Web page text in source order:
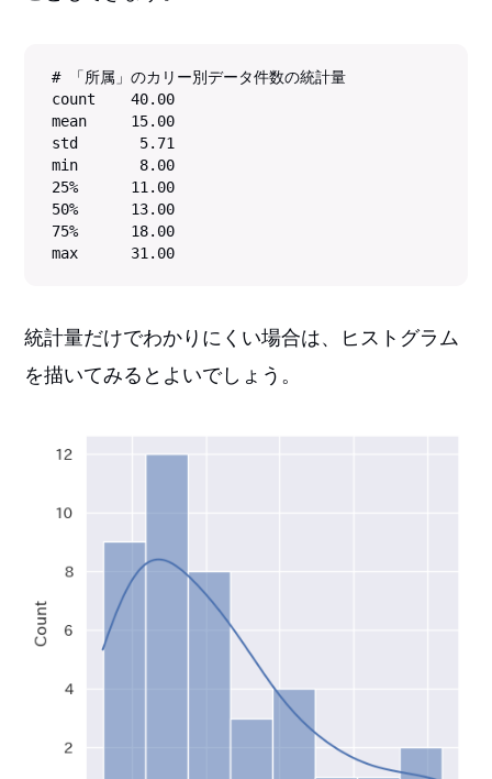
# 「所属」のカリー別データ件数の統計量
count    40.00
mean     15.00
std       5.71
min       8.00
25%      11.00
50%      13.00
75%      18.00
max      31.00
統計量だけでわかりにくい場合は、ヒストグラム
を描いてみるとよいでしょう。